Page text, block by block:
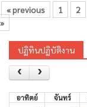
« previous 1 2
»
ปฏิทินปฏิบัติงาน
อาทิตย์ จันทร์